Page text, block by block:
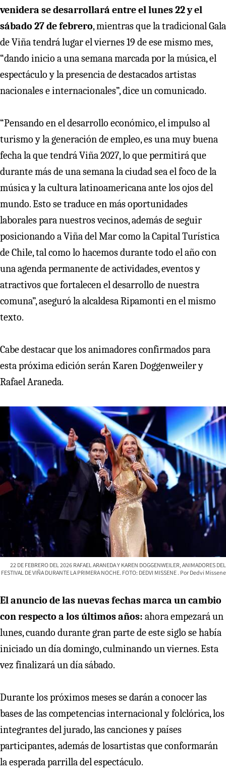
venidera se desarrollará entre el lunes 22 y el
sábado 27 de febrero, mientras que la tradicional Gala
de Viña tendrá lugar el viernes 19 de ese mismo mes,
“dando inicio a una semana marcada por la música, el
espectáculo y la presencia de destacados artistas
nacionales e internacionales”, dice un comunicado.
“Pensando en el desarrollo económico, el impulso al
turismo y la generación de empleo, es una muy buena
fecha la que tendrá Viña 2027, lo que permitirá que
durante más de una semana la ciudad sea el foco de la
música y la cultura latinoamericana ante los ojos del
mundo. Esto se traduce en más oportunidades
laborales para nuestros vecinos, además de seguir
posicionando a Viña del Mar como la Capital Turística
de Chile, tal como lo hacemos durante todo el año con
una agenda permanente de actividades, eventos y
atractivos que fortalecen el desarrollo de nuestra
comuna”, aseguró la alcaldesa Ripamonti en el mismo
texto.
Cabe destacar que los animadores confirmados para
esta próxima edición serán Karen Doggenweiler y
Rafael Araneda.
22 DE FEBRERO DEL 2026 RAFAEL ARANEDA Y KAREN DOGGENWEILER, ANIMADORES DEL
FESTIVAL DE VIÑA DURANTE LA PRIMERA NOCHE. FOTO: DEDVI MISSENE
Dedvi Missene
El anuncio de las nuevas fechas marca un cambio
con respecto a los últimos años: ahora empezará un
lunes, cuando durante gran parte de este siglo se había
iniciado un día domingo, culminando un viernes. Esta
vez finalizará un día sábado.
Durante los próximos meses se darán a conocer las
bases de las competencias internacional y folclórica, los
integrantes del jurado, las canciones y países
participantes, además de losartistas que conformarán
la esperada parrilla del espectáculo.